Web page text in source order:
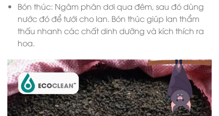
Bón thúc: Ngâm phân dơi qua đêm, sau đó dùng
nước đó để tưới cho lan. Bón thúc giúp lan thẩm
thấu nhanh các chất dinh dưỡng và kích thích ra
hoa.